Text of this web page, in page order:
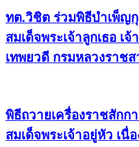
ทต.วิชิต ร่วมพิธีบำเพ็ญ
สมเด็จพระเจ้าลูกเธอ เ
เทพยวดี กรมหลวงราช
พิธีถวายเครื่องราชสักก
สมเด็จพระเจ้าอยู่หัว เนื่